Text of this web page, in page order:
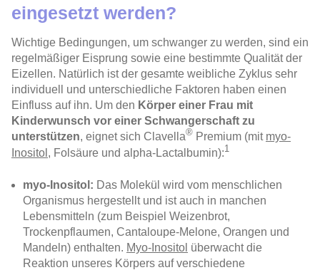
eingesetzt werden?
Wichtige Bedingungen, um schwanger zu werden, sind ein
regelmäßiger Eisprung sowie eine bestimmte Qualität der
Eizellen. Natürlich ist der gesamte weibliche Zyklus sehr
individuell und unterschiedliche Faktoren haben einen
Einfluss auf ihn. Um den Körper einer Frau mit
Kinderwunsch vor einer Schwangerschaft zu
unterstützen, eignet sich Clavella® Premium (mit myo-
Inositol , Folsäure und alpha-Lactalbumin):1
myo-Inositol: Das Molekül wird vom menschlichen
Organismus hergestellt und ist auch in manchen
Lebensmitteln (zum Beispiel Weizenbrot,
Trockenpflaumen, Cantaloupe-Melone, Orangen und
Mandeln) enthalten. Myo-Inositol überwacht die
Reaktion unseres Körpers auf verschiedene